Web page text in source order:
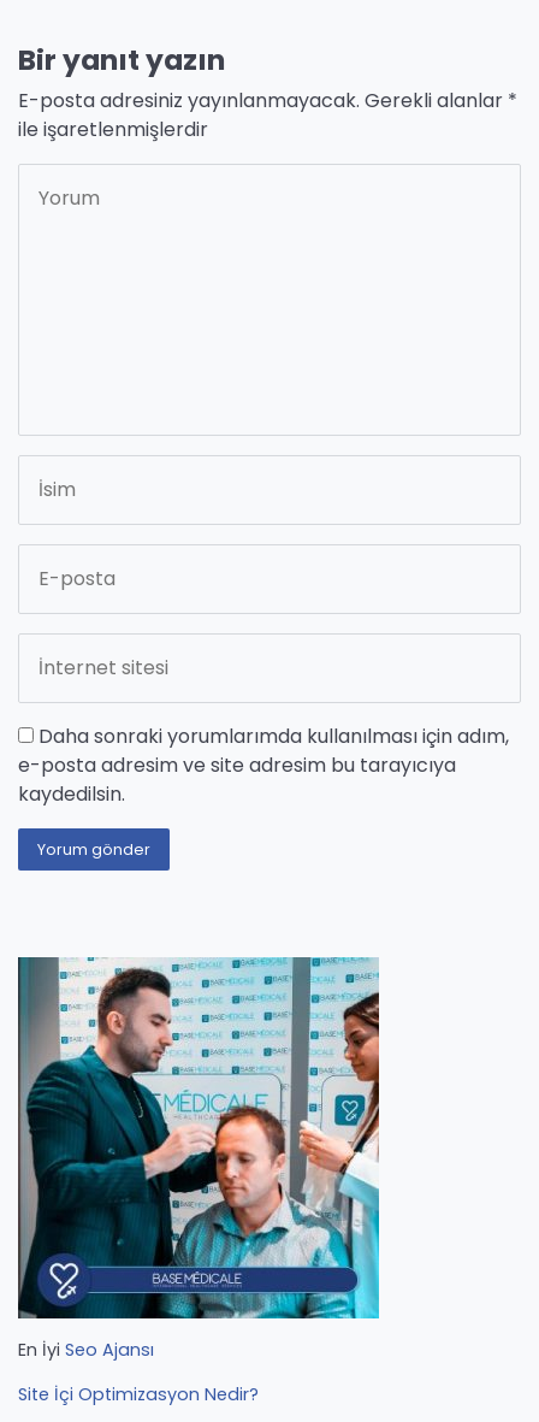
Bir yanıt yazın
E-posta adresiniz yayınlanmayacak. Gerekli alanlar *
ile işaretlenmişlerdir
Daha sonraki yorumlarımda kullanılması için adım,
e-posta adresim ve site adresim bu tarayıcıya
kaydedilsin.
En İyi Seo Ajansı
Site İçi Optimizasyon Nedir?